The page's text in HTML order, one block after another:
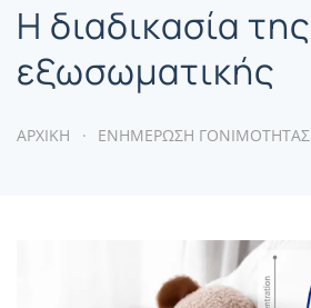
Η διαδικασία της
εξωσωματικής
ΑΡΧΙΚΗ ΕΝΗΜΕΡΩΣΗ ΓΟΝΙΜΟΤΗΤΑΣ